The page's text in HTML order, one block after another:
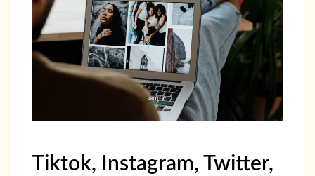
Tiktok, Instagram, Twitter,